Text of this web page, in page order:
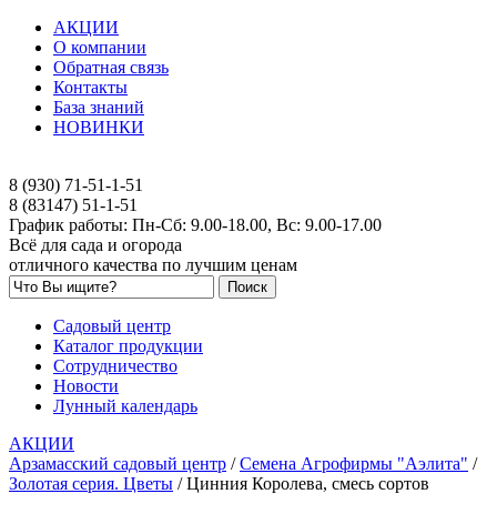
АКЦИИ
О компании
Обратная связь
Контакты
База знаний
НОВИНКИ
8 (930) 71-51-1-51
8 (83147) 51-1-51
График работы: Пн-Сб: 9.00-18.00, Вс: 9.00-17.00
Всё для сада и огорода
отличного качества по лучшим ценам
Садовый центр
Каталог продукции
Сотрудничество
Новости
Лунный календарь
АКЦИИ
Арзамасский садовый центр /Семена Агрофирмы "Аэлита" /
Золотая серия. Цветы /Цинния Королева, смесь сортов